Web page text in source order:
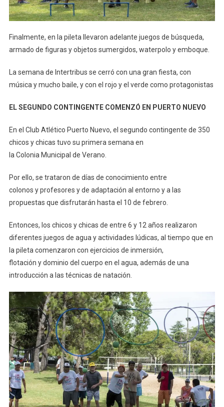
Finalmente, en la pileta llevaron adelante juegos de búsqueda,
armado de figuras y objetos sumergidos, waterpolo y emboque.
La semana de Intertribus se cerró con una gran fiesta, con
música y mucho baile, y con el rojo y el verde como protagonistas
EL SEGUNDO CONTINGENTE COMENZÓ EN PUERTO NUEVO
En el Club Atlético Puerto Nuevo, el segundo contingente de 350
chicos y chicas tuvo su primera semana en
la Colonia Municipal de Verano.
Por ello, se trataron de días de conocimiento entre
colonos y profesores y de adaptación al entorno y a las
propuestas que disfrutarán hasta el 10 de febrero.
Entonces, los chicos y chicas de entre 6 y 12 años realizaron
diferentes juegos de agua y actividades lúdicas, al tiempo que en
la pileta comenzaron con ejercicios de inmersión,
flotación y dominio del cuerpo en el agua, además de una
introducción a las técnicas de natación.